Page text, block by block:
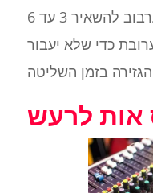
כללי, מומלץ למהנדסי ערבוב להשאיר 3 עד 6
כדי שלא יעבור